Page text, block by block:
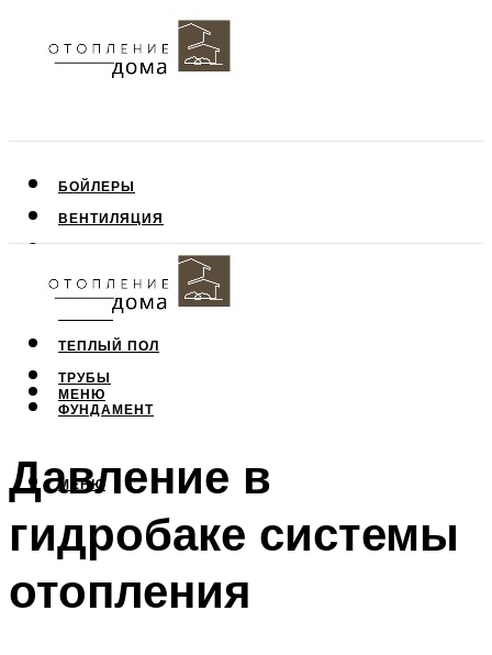
БОЙЛЕРЫ
ВЕНТИЛЯЦИЯ
ПОТОЛОК
СТЕНЫ
ТЕПЛЫЙ ПОЛ
ТРУБЫ
ФУНДАМЕНТ
МЕНЮ
МЕНЮ
Давление в
гидробаке системы
отопления